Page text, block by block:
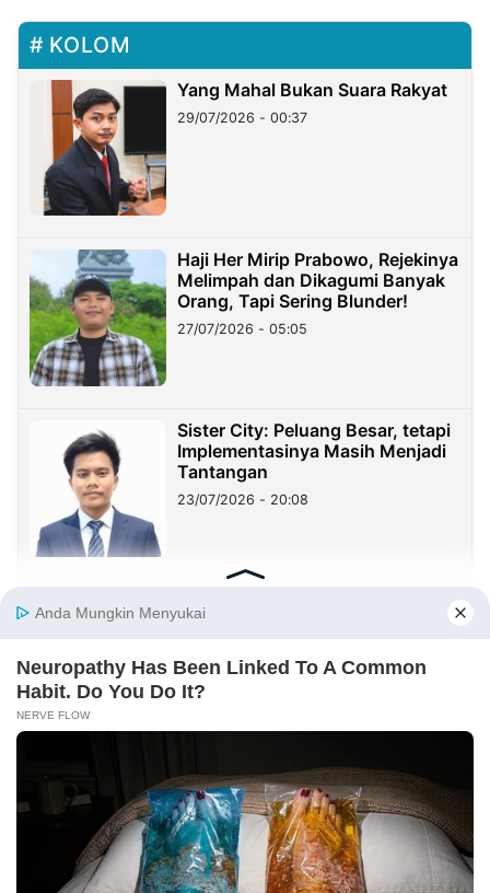
KOLOM
Yang Mahal Bukan Suara Rakyat
29/07/2026 - 00:37
Haji Her Mirip Prabowo, Rejekinya
Melimpah dan Dikagumi Banyak
Orang, Tapi Sering Blunder!
27/07/2026 - 05:05
Sister City: Peluang Besar, tetapi
Implementasinya Masih Menjadi
Tantangan
23/07/2026 - 20:08
untuk Nilai, Mulai Mendidik untuk
23/07/2026 - 19:59
Benang Merah Sindangkasih:
Dari Perintis Purwakarta hingga
KDM
21/07/2026 - 09:22